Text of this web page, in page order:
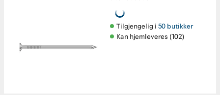
Tilgjengelig i 50 butikker
Kan hjemleveres (102)